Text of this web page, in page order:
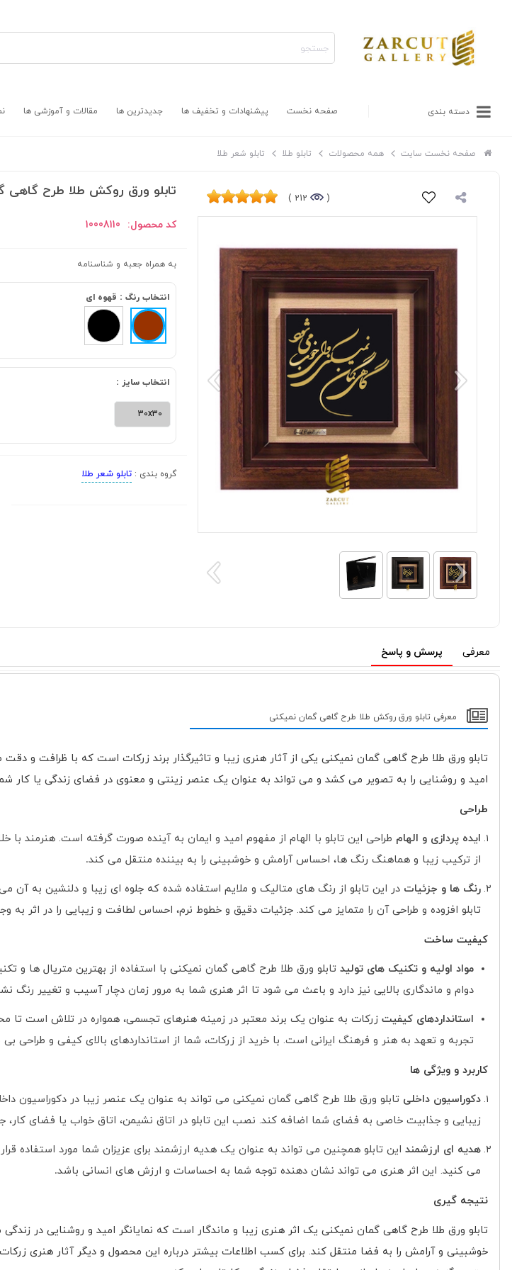
دسته بندی صفحه نخست پیشنهادات و تخفیف ها جدیدترین ها مقالات و آموزشی ها
صفحه نخست سایت همه محصولات تابلو طلا تابلو شعر طلا
(
212 ) تابلو ورق روکش طلا طرح گاهی
کد محصول: 10008110
به همراه جعبه و شناسنامه
انتخاب رنگ : قهوه ای
انتخاب سایز :
30x30
گروه بندی :تابلو شعر طلا
معرفی پرسش و پاسخ
معرفی تابلو ورق روکش طلا طرح گاهی گمان نمیکنی
تابلو ورق طلا طرح گاهی گمان نمیکنی یکی از آثار هنری زیبا و تاثیرگذار برند زرکات است که با ظرافت
امید و روشنایی را به تصویر می کشد و می تواند به عنوان یک عنصر زینتی و معنوی در فضای زندگی یا کار
طراحی
ایده پردازی و الهام طراحی این تابلو با الهام از مفهوم امید و ایمان به آینده صورت گرفته است. هنرمند
از ترکیب زیبا و هماهنگ رنگ ها، احساس آرامش و خوشبینی را به بیننده منتقل می کند.
رنگ ها و جزئیات در این تابلو از رنگ های متالیک و ملایم استفاده شده که جلوه ای زیبا و دلنشین به آن
تابلو افزوده و طراحی آن را متمایز می کند. جزئیات دقیق و خطوط نرم، احساس لطافت و زیبایی را در اثر
کیفیت ساخت
مواد اولیه و تکنیک های تولید تابلو ورق طلا طرح گاهی گمان نمیکنی با استفاده از بهترین متریال ها و
دوام و ماندگاری بالایی نیز دارد و باعث می شود تا اثر هنری شما به مرور زمان دچار آسیب و تغییر رنگ
استانداردهای کیفیت زرکات به عنوان یک برند معتبر در زمینه هنرهای تجسمی، همواره در تلاش است تا
تجربه و تعهد به هنر و فرهنگ ایرانی است. با خرید از زرکات، شما از استانداردهای بالای کیفی و طراحی
کاربرد و ویژگی ها
دکوراسیون داخلی تابلو ورق طلا طرح گاهی گمان نمیکنی می تواند به عنوان یک عنصر زیبا در دکوراسیون
زیبایی و جذابیت خاصی به فضای شما اضافه کند. نصب این تابلو در اتاق نشیمن، اتاق خواب یا فضای
هدیه ای ارزشمند این تابلو همچنین می تواند به عنوان یک هدیه ارزشمند برای عزیزان شما مورد استفاده
می کنید. این اثر هنری می تواند نشان دهنده توجه شما به احساسات و ارزش های انسانی باشد.
نتیجه گیری
تابلو ورق طلا طرح گاهی گمان نمیکنی یک اثر هنری زیبا و ماندگار است که نمایانگر امید و روشنایی در
خوشبینی و آرامش را به فضا منتقل کند. برای کسب اطلاعات بیشتر درباره این محصول و دیگر آثار هنری